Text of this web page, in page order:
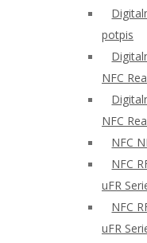
potpis
NFC
NFC
NFC
NFC
uFR
NFC
uFR